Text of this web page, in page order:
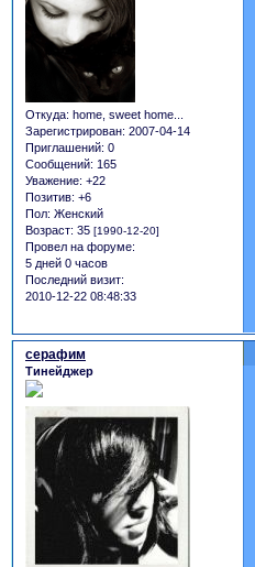
Откуда: home, sweet home...
Зарегистрирован: 2007-04-14
Приглашений: 0
Сообщений: 165
Уважение: +22
Позитив: +6
Пол: Женский
Возраст: 35 [1990-12-20]
Провел на форуме:
5 дней 0 часов
Последний визит:
2010-12-22 08:48:33
серафим
Тинейджер